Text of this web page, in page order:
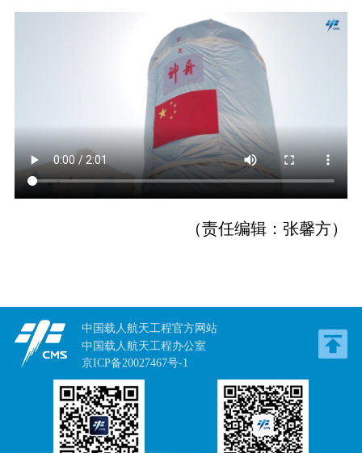
（责任编辑：张馨方）
中国载人航天工程官方网站
中国载人航天工程办公室
京ICP备20027467号-1